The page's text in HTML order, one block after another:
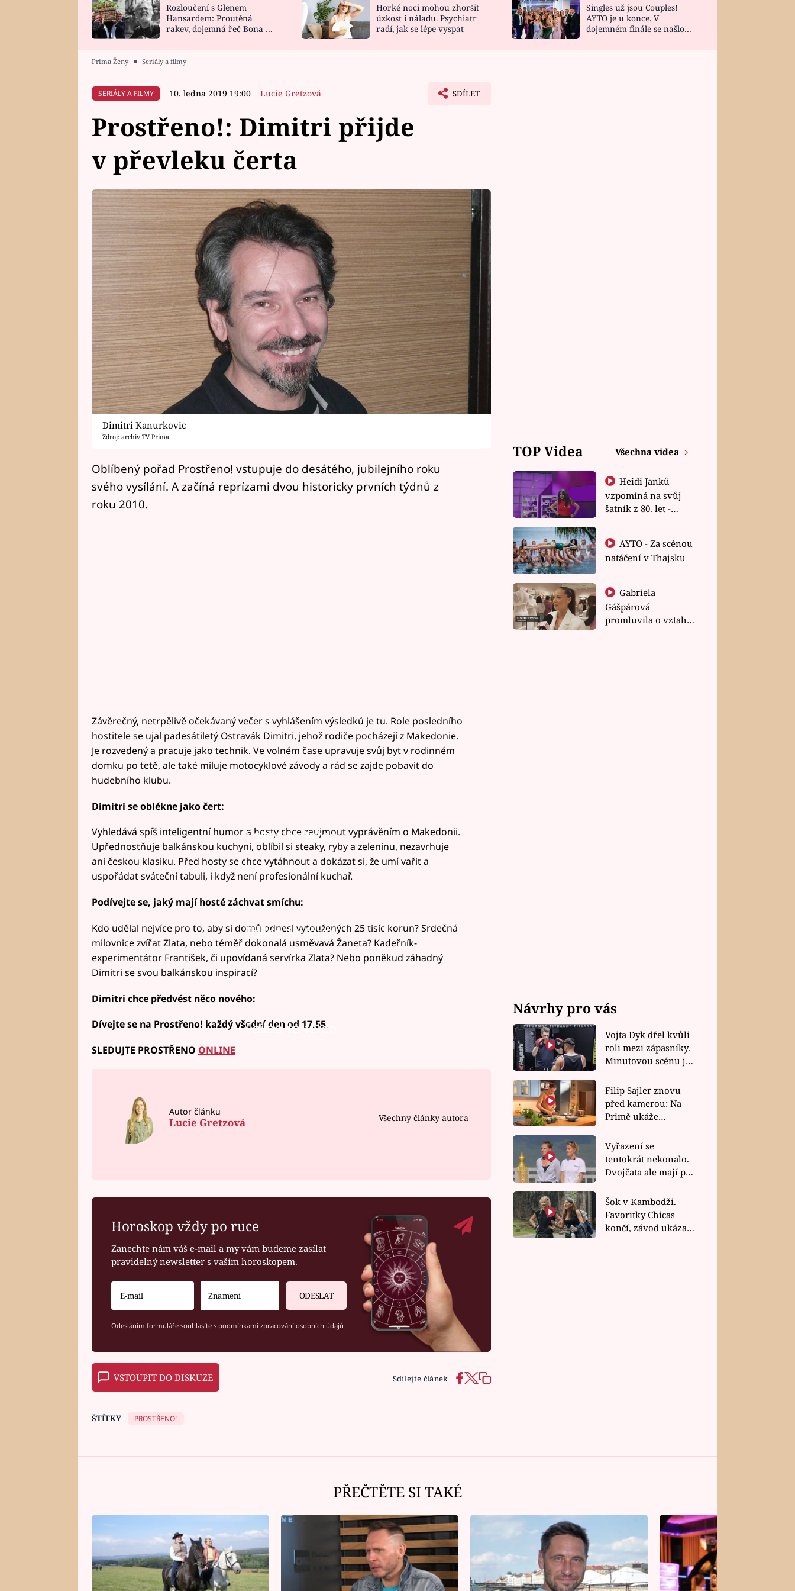
HOROSKOP NA
CELEBRITY
VAŘENÍ
NOVINKY
VIDEORECEPTY
ZAHRADA
DESIGN
Rozloučení s Glenem
Hansardem: Proutěná
rakev, dojemná řeč Bona a
Horké noci mohou zhoršit
úzkost i náladu. Psychiatr
radí, jak se lépe vyspat
Singles už jsou Couples!
AYTO je u konce. V
dojemném finále se našlo
Prima Ženy ■ Seriály a filmy
SERIÁLY A FILMY 10. ledna 2019 19:00 Lucie Gretzová SDÍLET
Prostřeno!: Dimitri přijde
v převleku čerta
Dimitri Kanurkovic
Zdroj: archiv TV Prima
Oblíbený pořad Prostřeno! vstupuje do desátého, jubilejního roku
svého vysílání. A začíná reprízami dvou historicky prvních týdnů z
roku 2010.
Závěrečný, netrpělivě očekávaný večer s vyhlášením výsledků je tu. Role posledního
hostitele se ujal padesátiletý Ostravák Dimitri, jehož rodiče pocházejí z Makedonie.
Je rozvedený a pracuje jako technik. Ve volném čase upravuje svůj byt v rodinném
domku po tetě, ale také miluje motocyklové závody a rád se zajde pobavit do
hudebního klubu.
Dimitri se oblékne jako čert:
Failed to fetch
Vyhledává spíš inteligentní humor a hosty chce zaujmout vyprávěním o Makedonii.
Upřednostňuje balkánskou kuchyni, oblíbil si steaky, ryby a zeleninu, nezavrhuje
ani českou klasiku. Před hosty se chce vytáhnout a dokázat si, že umí vařit a
uspořádat sváteční tabuli, i když není profesionální kuchař.
Podívejte se, jaký mají hosté záchvat smíchu:
Failed to fetch
Kdo udělal nejvíce pro to, aby si domů odnesl vytoužených 25 tisíc korun? Srdečná
milovnice zvířat Zlata, nebo téměř dokonalá usměvavá Žaneta? Kadeřník-
experimentátor František, či upovídaná servírka Zlata? Nebo poněkud záhadný
Dimitri se svou balkánskou inspirací?
Dimitri chce předvést něco nového:
Failed to fetch
Dívejte se na Prostřeno! každý všední den od 17.55.
SLEDUJTE PROSTŘENO ONLINE
Autor článku
Lucie Gretzová Všechny články autora
Horoskop vždy po ruce
Zanechte nám váš e-mail a my vám budeme zasílat
pravidelný newsletter s vaším horoskopem.
ODESLAT
Odesláním formuláře souhlasíte s podmínkami zpracování osobních údajů
VSTOUPIT DO DISKUZE Sdílejte článek
ŠTÍTKY PROSTŘENO!
TOP Videa Všechna videa
Heidi Janků
vzpomíná na svůj
šatník z 80. let -
natáčení v Thajsku
Gabriela
Gášpárová
promluvila o vztahu
Návrhy pro vás
Vojta Dyk dřel kvůli
roli mezi zápasníky.
Minutovou scénu jel
Filip Sajler znovu
před kamerou: Na
Primě ukáže
rychlé recepty
Vyřazení se
tentokrát nekonalo.
Dvojčata ale mají po
závodu nůž na krku
Šok v Kambodži.
Favoritky Chicas
končí, závod ukázal
PŘEČTĚTE SI TAKÉ